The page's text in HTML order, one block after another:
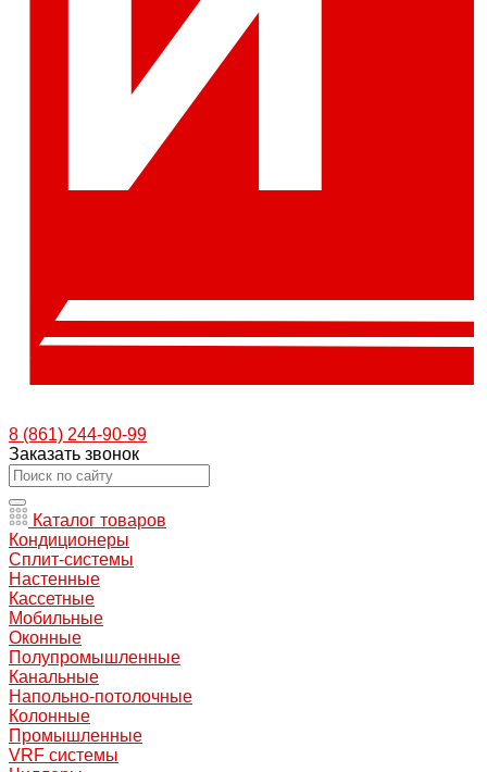
8 (861) 244-90-99
Заказать звонок
Каталог товаров
Кондиционеры
Сплит-системы
Настенные
Кассетные
Мобильные
Оконные
Полупромышленные
Канальные
Напольно-потолочные
Колонные
Промышленные
VRF системы